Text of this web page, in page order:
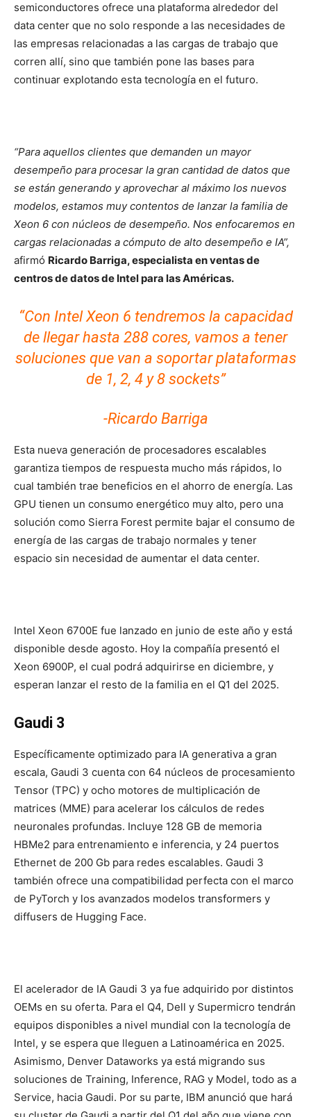
semiconductores ofrece una plataforma alrededor del
data center que no solo responde a las necesidades de
las empresas relacionadas a las cargas de trabajo que
corren allí, sino que también pone las bases para
continuar explotando esta tecnología en el futuro.
“Para aquellos clientes que demanden un mayor
desempeño para procesar la gran cantidad de datos que
se están generando y aprovechar al máximo los nuevos
modelos, estamos muy contentos de lanzar la familia de
Xeon 6 con núcleos de desempeño. Nos enfocaremos en
cargas relacionadas a cómputo de alto desempeño e IA”,
afirmó Ricardo Barriga, especialista en ventas de
centros de datos de Intel para las Américas.
“Con Intel Xeon 6 tendremos la capacidad
de llegar hasta 288 cores, vamos a tener
soluciones que van a soportar plataformas
de 1, 2, 4 y 8 sockets”
-Ricardo Barriga
Esta nueva generación de procesadores escalables
garantiza tiempos de respuesta mucho más rápidos, lo
cual también trae beneficios en el ahorro de energía. Las
GPU tienen un consumo energético muy alto, pero una
solución como Sierra Forest permite bajar el consumo de
energía de las cargas de trabajo normales y tener
espacio sin necesidad de aumentar el data center.
Intel Xeon 6700E fue lanzado en junio de este año y está
disponible desde agosto. Hoy la compañía presentó el
Xeon 6900P, el cual podrá adquirirse en diciembre, y
esperan lanzar el resto de la familia en el Q1 del 2025.
Gaudi 3
Específicamente optimizado para IA generativa a gran
escala, Gaudi 3 cuenta con 64 núcleos de procesamiento
Tensor (TPC) y ocho motores de multiplicación de
matrices (MME) para acelerar los cálculos de redes
neuronales profundas. Incluye 128 GB de memoria
HBMe2 para entrenamiento e inferencia, y 24 puertos
Ethernet de 200 Gb para redes escalables. Gaudi 3
también ofrece una compatibilidad perfecta con el marco
de PyTorch y los avanzados modelos transformers y
diffusers de Hugging Face.
El acelerador de IA Gaudi 3 ya fue adquirido por distintos
OEMs en su oferta. Para el Q4, Dell y Supermicro tendrán
equipos disponibles a nivel mundial con la tecnología de
Intel, y se espera que lleguen a Latinoamérica en 2025.
Asimismo, Denver Dataworks ya está migrando sus
soluciones de Training, Inference, RAG y Model, todo as a
Service, hacia Gaudi. Por su parte, IBM anunció que hará